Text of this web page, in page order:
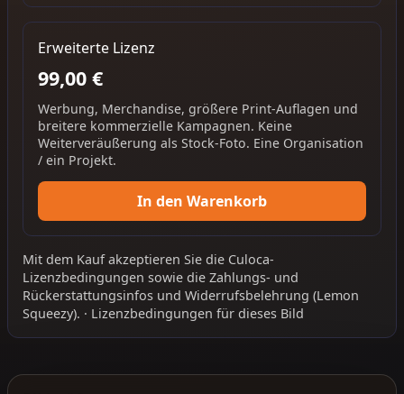
Erweiterte Lizenz
99,00 €
Werbung, Merchandise, größere Print-Auflagen und
breitere kommerzielle Kampagnen. Keine
Weiterveräußerung als Stock-Foto. Eine Organisation
/ ein Projekt.
In den Warenkorb
Mit dem Kauf akzeptieren Sie die Culoca-
Lizenzbedingungen sowie die Zahlungs- und
Rückerstattungsinfos und Widerrufsbelehrung (Lemon
Squeezy). · Lizenzbedingungen für dieses Bild